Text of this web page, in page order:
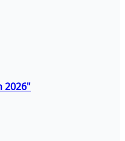
2026"